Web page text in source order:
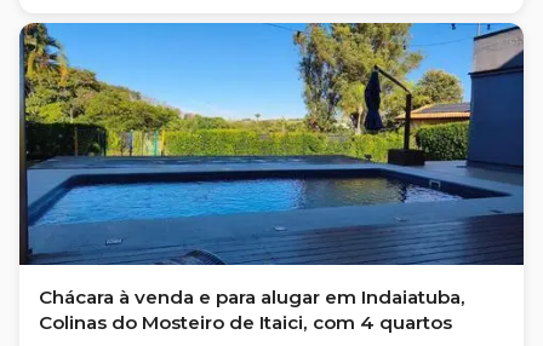
Chácara à venda e para alugar em Indaiatuba,
Colinas do Mosteiro de Itaici, com 4 quartos